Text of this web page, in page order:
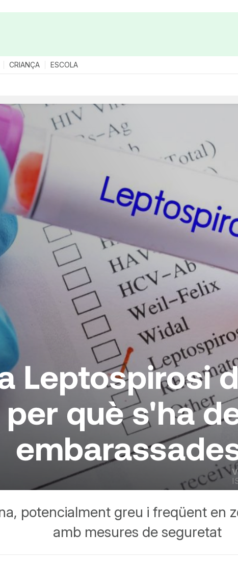
CRIANÇA ESCOLA
Leptospirosi
per què s'ha
potencialment greu i freqüent en
amb mesures de seguretat